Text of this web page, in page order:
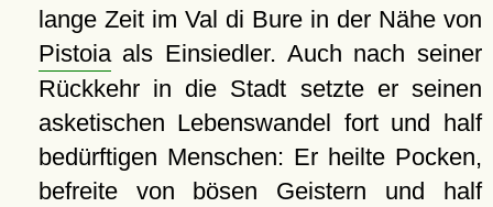
lange Zeit im Val di Bure in der Nähe von
Pistoiaals Einsiedler. Auch nach seiner
Rückkehr in die Stadt setzte er seinen
asketischen Lebenswandel fort und half
bedürftigen Menschen: Er heilte Pocken,
befreite von bösen Geistern und half